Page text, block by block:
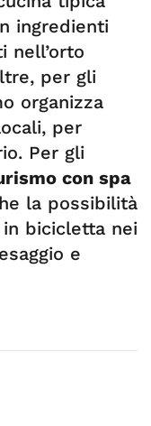
ingredienti
nell’orto
per gli
organizza
per
Per gli
con spa
la possibilità
bicicletta nei
e